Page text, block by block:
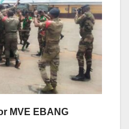
MVE EBANG